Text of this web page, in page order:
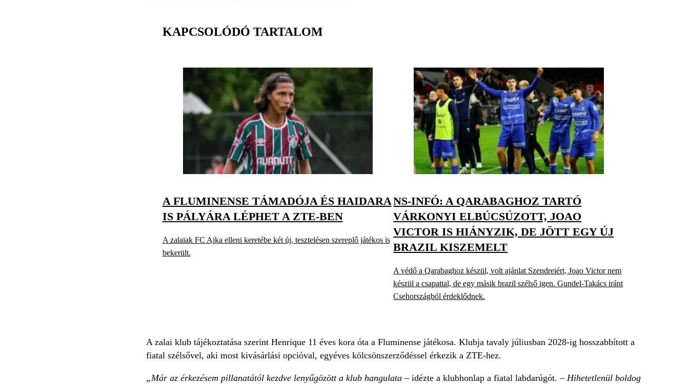
KAPCSOLÓDÓ TARTALOM
A FLUMINENSE TÁMADÓJA ÉS HAIDARA
IS PÁLYÁRA LÉPHET A ZTE-BEN
A zalaiak FC Ajka elleni keretébe két új, tesztelésen szereplő játékos is
bekerült.
NS-INFÓ: A QARABAGHOZ TARTÓ
VÁRKONYI ELBÚCSÚZOTT, JOAO
VICTOR IS HIÁNYZIK, DE JÖTT EGY ÚJ
BRAZIL KISZEMELT
A védő a Qarabaghoz készül, volt ajánlat Szendreiért, Joao Victor nem
készül a csapattal, de egy másik brazil szélső igen. Gundel-Takács iránt
Csehországból érdeklődnek.
A zalai klub tájékoztatása szerint Henrique 11 éves kora óta a Fluminense játékosa. Klubja tavaly júliusban 2028-ig hosszabbított a
fiatal szélsővel, aki most kivásárlási opcióval, egyéves kölcsönszerződéssel érkezik a ZTE-hez.
„Már az érkezésem pillanatától kezdve lenyűgözött a klub hangulata– idézte a klubhonlap a fiatal labdarúgót. –Hihetetlenül boldog